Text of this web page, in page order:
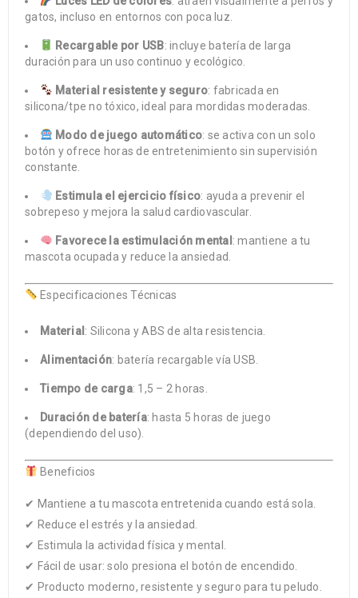
gatos, incluso en entornos con poca luz.
Recargable por USB: incluye batería de larga
duración para un uso continuo y ecológico.
Material resistente y seguro: fabricada en
silicona/tpe no tóxico, ideal para mordidas moderadas.
Modo de juego automático: se activa con un solo
botón y ofrece horas de entretenimiento sin supervisión
constante.
Estimula el ejercicio físico: ayuda a prevenir el
sobrepeso y mejora la salud cardiovascular.
Favorece la estimulación mental : mantiene a tu
mascota ocupada y reduce la ansiedad.
Especificaciones Técnicas
Material : Silicona y ABS de alta resistencia.
Alimentación: batería recargable vía USB.
Tiempo de carga: 1,5 – 2 horas.
Duración de batería: hasta 5 horas de juego
(dependiendo del uso).
Beneficios
✔ Mantiene a tu mascota entretenida cuando está sola.
✔ Reduce el estrés y la ansiedad.
✔ Estimula la actividad física y mental.
✔ Fácil de usar: solo presiona el botón de encendido.
✔ Producto moderno, resistente y seguro para tu peludo.